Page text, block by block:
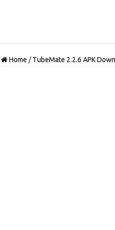
Home / TubeMate 2.2.6 APK